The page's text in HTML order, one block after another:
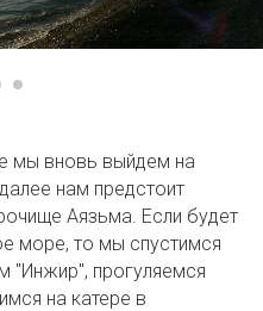
мы вновь выйдем на
нам предстоит
Аязьма. Если будет
море, то мы спустимся
"Инжир", прогуляемся
на катере в